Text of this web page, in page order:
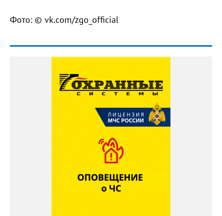
Фото: © vk.com/zgo_official